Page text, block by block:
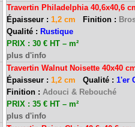
Travertin Philadelphia40,6x40,6
Épaisseur : 1,2 cm Finition :
Qualité : Rustique
PRIX : 30 € HT – m²
plus d'info
Travertin Walnut Noisette 40x40
Épaisseur : 1,2 cm Qualité : 1'er
Finition : Adouci & Rebouché
PRIX : 35 € HT – m²
plus d'info